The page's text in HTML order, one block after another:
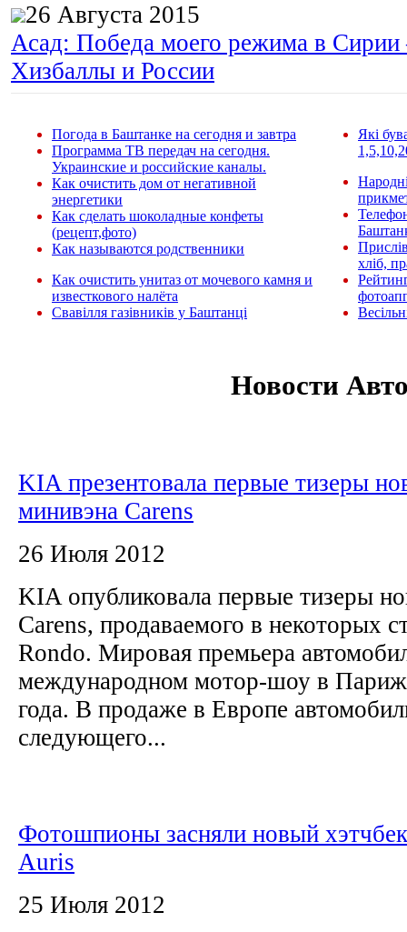
26 Августа 2015
Асад: Победа моего режима в
Хизбаллы и России
Погода в Баштанке на сегодня и завтра
Программа ТВ передач на сегодня.
Украинские и российские каналы.
Как очистить дом от негативной
энергетики
Как сделать шоколадные конфеты
(рецепт,фото)
Как называются родственники
Как очистить унитаз от мочевого камня и
известкового налёта
Свавілля газівників у Баштанці
Які
хліб,
Новости
KIA презентовала первые тизеры
минивэна Carens
26 Июля 2012
KIA опубликовала первые тизеры
Carens, продаваемого в некоторых
Rondo. Мировая премьера
международном мотор-шоу в
года. В продаже в Европе
следующего...
Фотошпионы засняли новый
Auris
25 Июля 2012